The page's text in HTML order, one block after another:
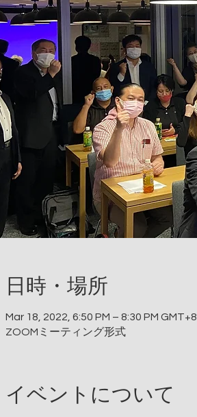
日時・場所
Mar 18, 2022, 6:50 PM – 8:30 PM GMT+8
ZOOMミーティング形式
イベントについて